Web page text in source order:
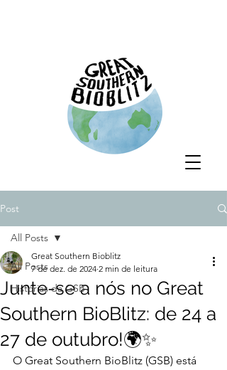
Post
All Posts
Histórias da GSB
All Posts
Junte-se a nós no Great
Southern BioBlitz: de 24 a
27 de outubro!🌍✨
Great Southern Bioblitz
7 de dez. de 2024 2 min de leitura
O Great Southern BioBlitz (GSB) está